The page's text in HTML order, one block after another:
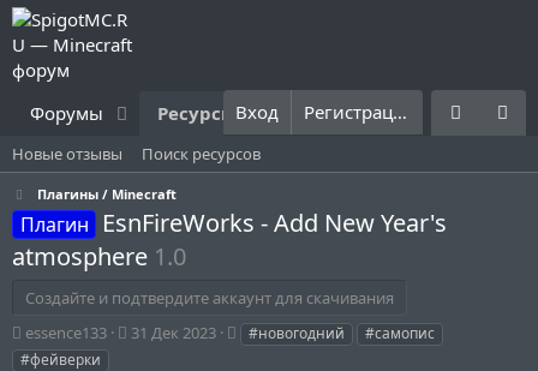
Форумы Ресурсы Что нового? Правила
Вход Регистрация
Новые отзывы Поиск ресурсов
Плагины / Minecraft
Плагин
EsnFireWorks - Add New Year's
atmosphere 1.0
Создайте и подтвердите аккаунт для скачивания
А
в
essence133
Д
31 Дек 2023
Т #новогодний
#самопис
#фейверки